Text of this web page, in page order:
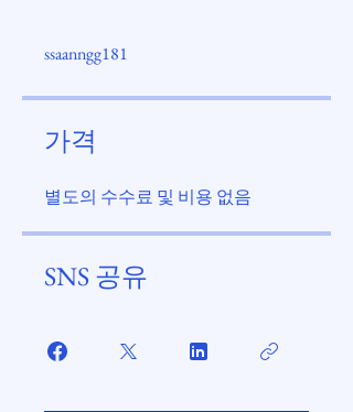
ssaanngg181
가격
별도의 수수료 및 비용 없음
SNS 공유